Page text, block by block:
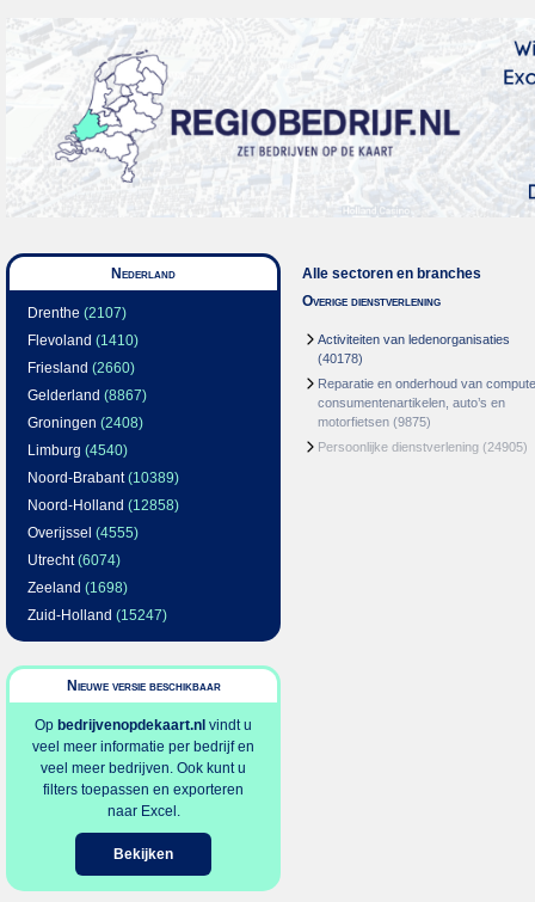
Nederland
Drenthe (2107)
Flevoland (1410)
Friesland (2660)
Gelderland (8867)
Groningen (2408)
Limburg (4540)
Noord-Brabant(10389)
Noord-Holland (12858)
Overijssel (4555)
Utrecht(6074)
Zeeland (1698)
Zuid-Holland (15247)
Nieuwe versie beschikbaar
Op bedrijvenopdekaart.nl vindt u
veel meer informatie per bedrijf en
veel meer bedrijven. Ook kunt u
filters toepassen en exporteren
naar Excel.
Bekijken
Alle sectoren en branches
Overige dienstverlening
Activiteiten van ledenorganisaties
(40178)
Reparatie en onderhoud van
consumentenartikelen, auto’s en
motorfietsen (9875)
Persoonlijke dienstverlening (24905)